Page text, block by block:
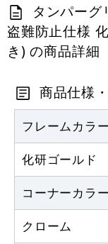
タンパーグ
盗難防止仕様
き) の商品詳細
商品仕様
フレームカラー
化研ゴールド
コーナーカラー
クローム